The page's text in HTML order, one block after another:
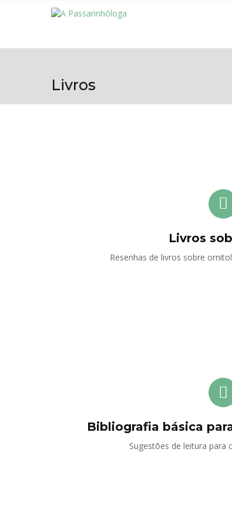
Livros
Livros
Resenhas de livros sobre
Bibliografia básica
Sugestões de leitura para